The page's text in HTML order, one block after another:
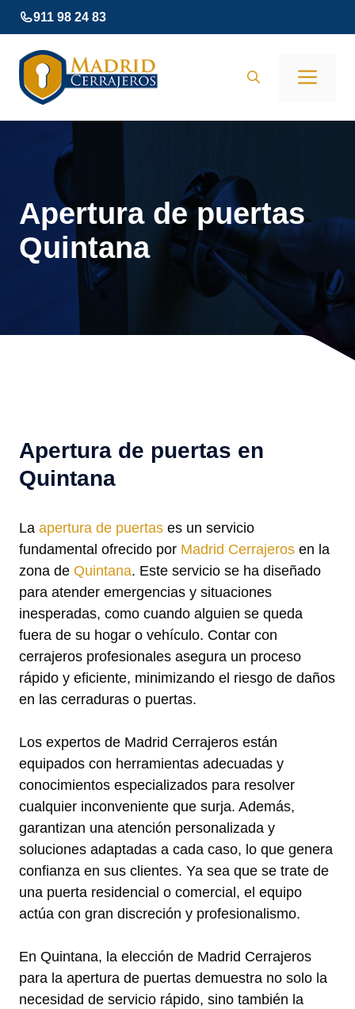
Saltar
al
contenido
911 98 24 83
Apertura de puertas
Quintana
Apertura de puertas en
Quintana
La apertura de puertas es un servicio
fundamental ofrecido por Madrid Cerrajeros en la
zona de Quintana. Este servicio se ha diseñado
para atender emergencias y situaciones
inesperadas, como cuando alguien se queda
fuera de su hogar o vehículo. Contar con
cerrajeros profesionales asegura un proceso
rápido y eficiente, minimizando el riesgo de daños
en las cerraduras o puertas.
Los expertos de Madrid Cerrajeros están
equipados con herramientas adecuadas y
conocimientos especializados para resolver
cualquier inconveniente que surja. Además,
garantizan una atención personalizada y
soluciones adaptadas a cada caso, lo que genera
confianza en sus clientes. Ya sea que se trate de
una puerta residencial o comercial, el equipo
actúa con gran discreción y profesionalismo.
En Quintana, la elección de Madrid Cerrajeros
para la apertura de puertas demuestra no solo la
necesidad de servicio rápido, sino también la